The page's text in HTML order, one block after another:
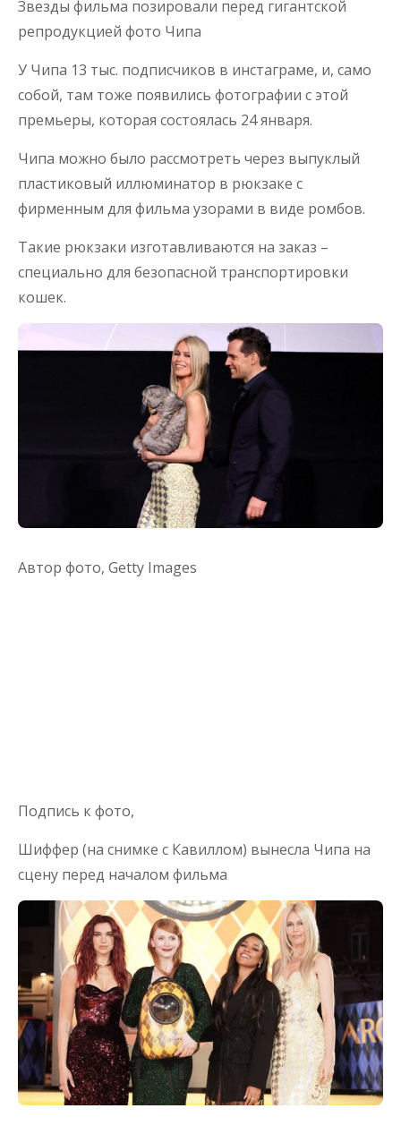
Звезды фильма позировали перед гигантской
репродукцией фото Чипа
У Чипа 13 тыс. подписчиков в инстаграме, и, само
собой, там тоже появились фотографии с этой
премьеры, которая состоялась 24 января.
Чипа можно было рассмотреть через выпуклый
пластиковый иллюминатор в рюкзаке с
фирменным для фильма узорами в виде ромбов.
Такие рюкзаки изготавливаются на заказ –
специально для безопасной транспортировки
кошек.
Автор фото, Getty Images
Подпись к фото,
Шиффер (на снимке с Кавиллом) вынесла Чипа на
сцену перед началом фильма